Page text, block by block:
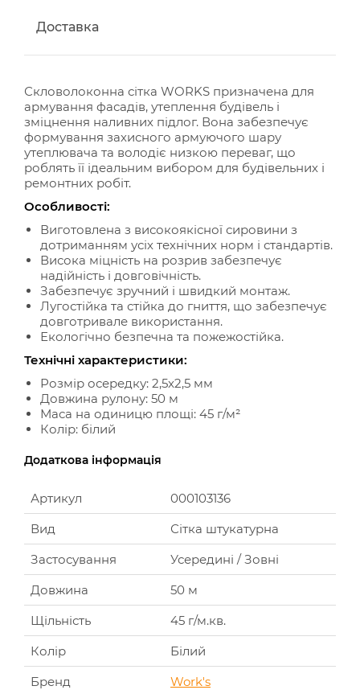
Доставка
Скловолоконна сітка WORKS призначена для
армування фасадів, утеплення будівель і
зміцнення наливних підлог. Вона забезпечує
формування захисного армуючого шару
утеплювача та володіє низкою переваг, що
роблять її ідеальним вибором для будівельних і
ремонтних робіт.
Особливості:
Виготовлена з високоякісної сировини з
дотриманням усіх технічних норм і стандартів.
Висока міцність на розрив забезпечує
надійність і довговічність.
Забезпечує зручний і швидкий монтаж.
Лугостійка та стійка до гниття, що забезпечує
довготривале використання.
Екологічно безпечна та пожежостійка.
Технічні характеристики:
Розмір осередку: 2,5x2,5 мм
Довжина рулону: 50 м
Маса на одиницю площі: 45 г/м²
Колір: білий
Додаткова інформація
Артикул
000103136
Вид
Сітка штукатурна
Застосування
Усередині / Зовні
Довжина
50 м
Щільність
45 г/м.кв.
Колір
Білий
Бренд
Work's